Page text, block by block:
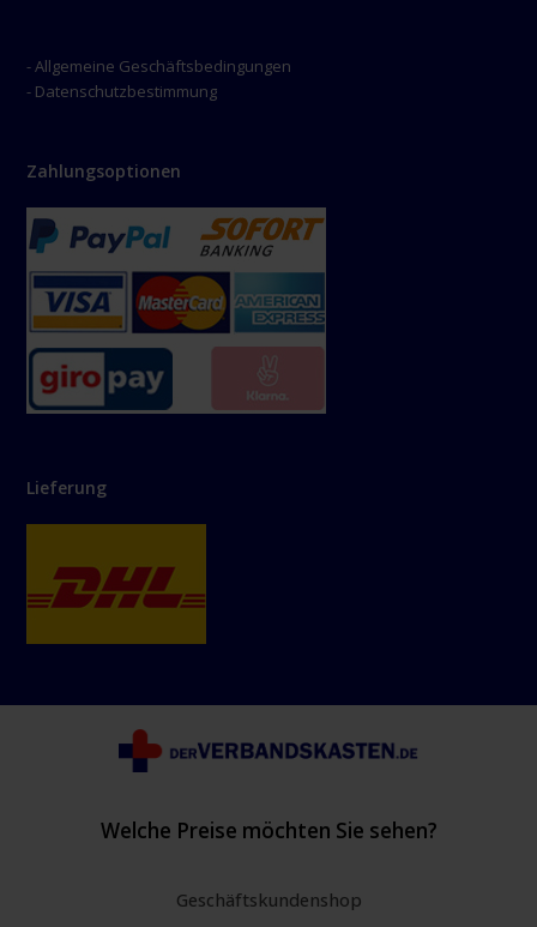
- Allgemeine Geschäftsbedingungen
- Datenschutzbestimmung
Zahlungsoptionen
Lieferung
Welche Preise möchten Sie sehen?
Geschäftskundenshop